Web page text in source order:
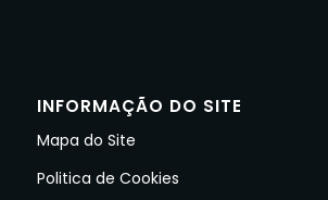
INFORMAÇÃO DO SITE
Mapa do Site
Politica de Cookies